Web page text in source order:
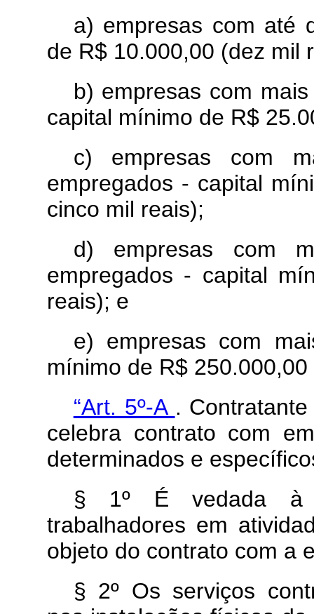
a) empresas com até
de R$ 10.000,00 (dez mil
b) empresas com
capital mínimo de R$
c) empresas com
empregados - capital
cinco mil reais);
d) empresas com
empregados - capital
reais); e
e) empresas com
mínimo de R$
“Art. 5º-A .
celebra contrato com
determinados e
§ 1º É vedada à
trabalhadores em
objeto do contrato com a
§ 2º Os serviços